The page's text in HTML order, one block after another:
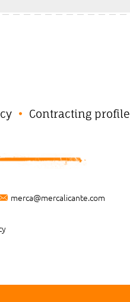
Contracting profile
merca@mercalicante.com